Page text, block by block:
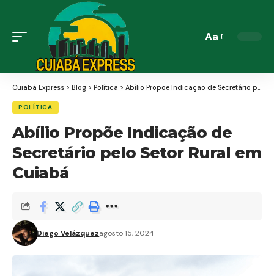
Font
Aa
Cuiabá Express > Blog > Política > Abílio Propõe Indicação de Secretário pelo Setor Rural em Cuiabá
POLÍTICA
Abílio Propõe Indicação de
Secretário pelo Setor Rural em
Cuiabá
Diego Velázquezagosto 15, 2024